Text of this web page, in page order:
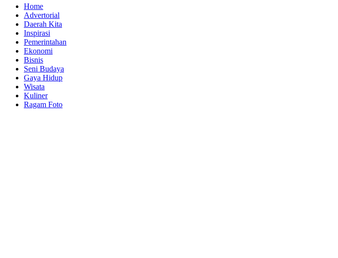
Home
Advertorial
Daerah Kita
Inspirasi
Pemerintahan
Ekonomi
Bisnis
Seni Budaya
Gaya Hidup
Wisata
Kuliner
Ragam Foto